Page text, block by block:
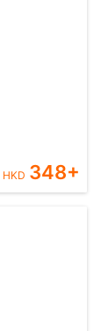
HKD 348+